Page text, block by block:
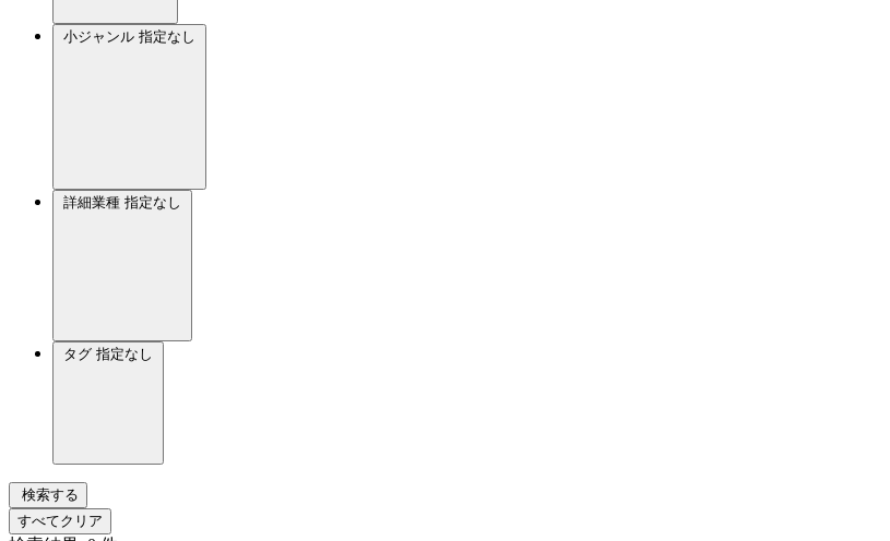
小ジャンル 指定なし
詳細業種 指定なし
タグ 指定なし
検索する
すべてクリア